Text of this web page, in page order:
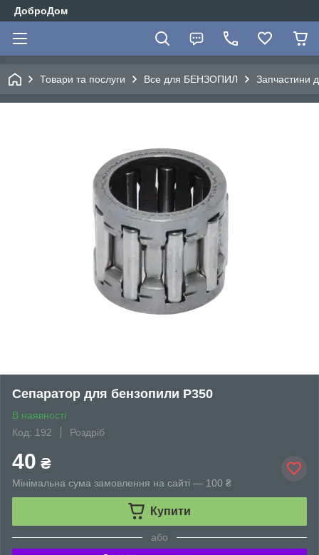
ДоброДом
Товари та послуги Все для БЕНЗОПИЛ Запчастини
Сепаратор для бензопили P350
В наявності
Код: 192
Роздріб
40 ₴
Мінімальна сума замовлення на сайті — 100 ₴
Купити
або